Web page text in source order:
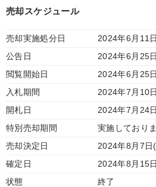
売却スケジュール
売却実施処分日
2024年6月11
公告日
2024年6月25
閲覧開始日
2024年6月25
入札期間
2024年7月10
開札日
2024年7月24
特別売却期間
実施しており
売却決定日
2024年8月7日
確定日
2024年8月15
状態
終了